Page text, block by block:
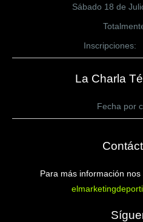
Sábado 18 de
Inscripciones:
La Charla
Fecha por
Para más información